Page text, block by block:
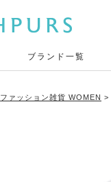
ブランド一覧
ファッション雑貨 WOMEN